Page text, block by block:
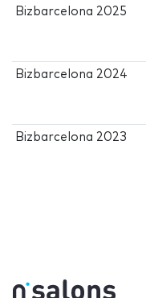
Bizbarcelona 2025
Bizbarcelona 2024
Bizbarcelona 2023